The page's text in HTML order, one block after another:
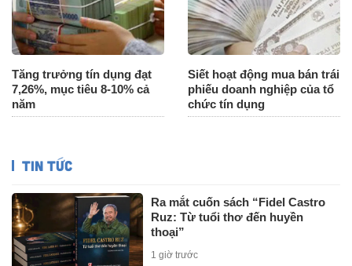
Tăng trưởng tín dụng đạt
7,26%, mục tiêu 8-10% cả
năm
Siết hoạt động mua bán trái
phiếu doanh nghiệp của tổ
chức tín dụng
TIN TỨC
Ra mắt cuốn sách “Fidel Castro
Ruz: Từ tuổi thơ đến huyền
thoại”
1 giờ trước